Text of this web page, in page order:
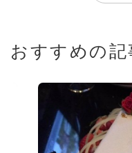
おすすめの記